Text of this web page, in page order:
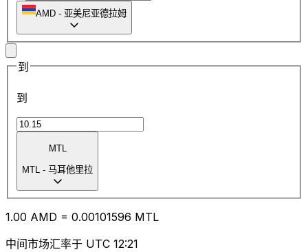
AMD - 亚美尼亚德拉姆
到
到
MTL
MTL - 马耳他里拉
1.00 AMD = 0.00101596 MTL
中间市场汇率于 UTC 12:21